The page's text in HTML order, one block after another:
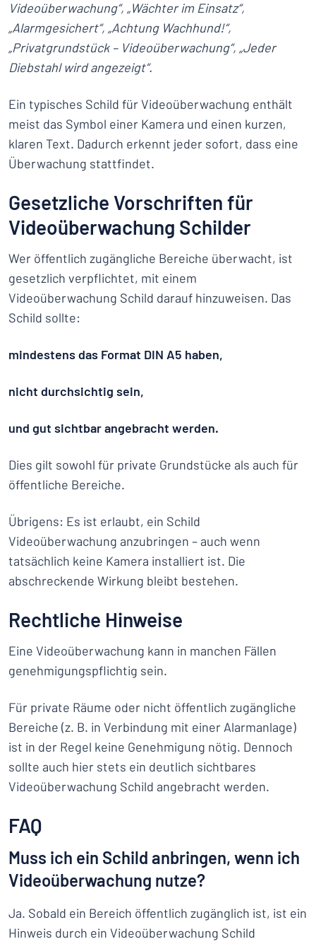
Videoüberwachung“, „Wächter im Einsatz“,
„Alarmgesichert“, „Achtung Wachhund!“,
„Privatgrundstück – Videoüberwachung“, „Jeder
Diebstahl wird angezeigt“.
Ein typisches Schild für Videoüberwachung enthält
meist das Symbol einer Kamera und einen kurzen,
klaren Text. Dadurch erkennt jeder sofort, dass eine
Überwachung stattfindet.
Gesetzliche Vorschriften für
Videoüberwachung Schilder
Wer öffentlich zugängliche Bereiche überwacht, ist
gesetzlich verpflichtet, mit einem
Videoüberwachung Schild darauf hinzuweisen. Das
Schild sollte:
mindestens das Format DIN A5 haben,
nicht durchsichtig sein,
und gut sichtbar angebracht werden.
Dies gilt sowohl für private Grundstücke als auch für
öffentliche Bereiche.
Übrigens: Es ist erlaubt, ein Schild
Videoüberwachung anzubringen – auch wenn
tatsächlich keine Kamera installiert ist. Die
abschreckende Wirkung bleibt bestehen.
Rechtliche Hinweise
Eine Videoüberwachung kann in manchen Fällen
genehmigungspflichtig sein.
Für private Räume oder nicht öffentlich zugängliche
Bereiche (z. B. in Verbindung mit einer Alarmanlage)
ist in der Regel keine Genehmigung nötig. Dennoch
sollte auch hier stets ein deutlich sichtbares
Videoüberwachung Schild angebracht werden.
FAQ
Muss ich ein Schild anbringen, wenn ich
Videoüberwachung nutze?
Ja. Sobald ein Bereich öffentlich zugänglich ist, ist ein
Hinweis durch ein Videoüberwachung Schild